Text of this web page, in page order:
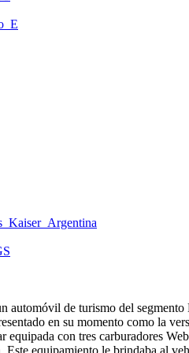
automóvil de turismo del
en su momento como la
equipada con tres carburadores
Este equipamiento le brindaba al